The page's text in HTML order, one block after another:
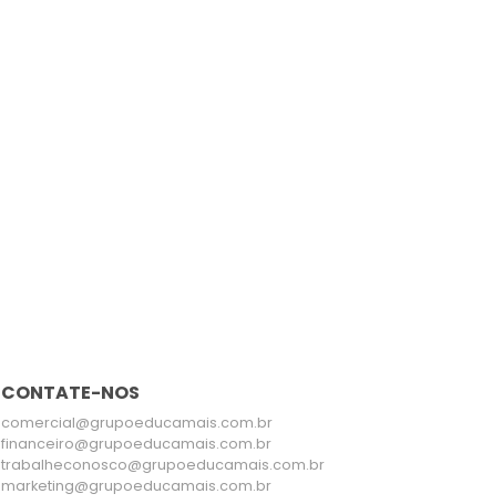
CONTATE-NOS
comercial@grupoeducamais.com.br
financeiro@grupoeducamais.com.br
trabalheconosco@grupoeducamais.com.br
marketing@grupoeducamais.com.br